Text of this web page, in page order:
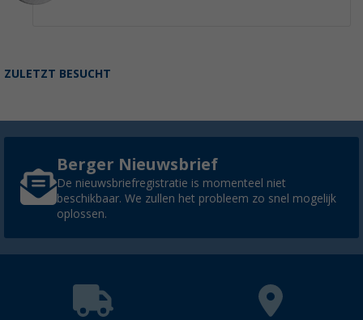
ZULETZT BESUCHT
Berger Nieuwsbrief
De nieuwsbriefregistratie is momenteel niet
beschikbaar. We zullen het probleem zo snel mogelijk
oplossen.